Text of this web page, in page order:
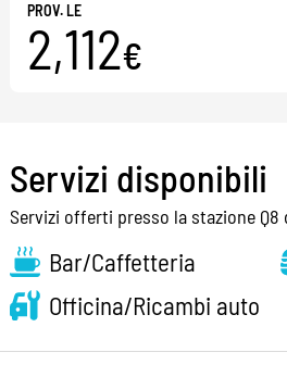
PROV. LE
2,112€
Servizi disponibili
Servizi offerti presso la stazione Q8
Bar/Caffetteria
Officina/Ricambi auto